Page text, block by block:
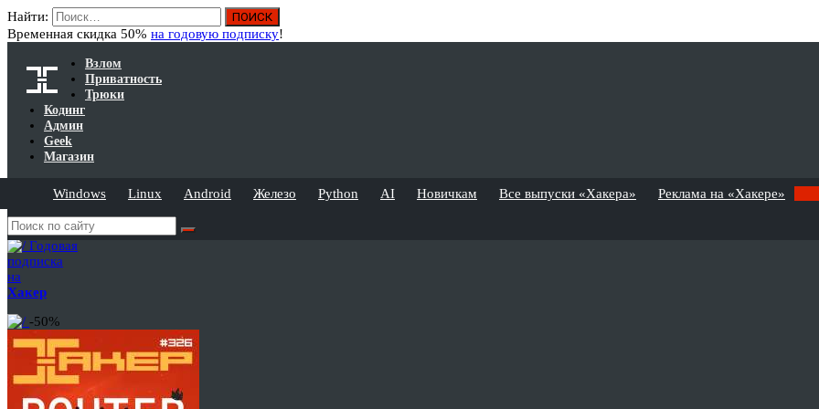
Найти:
Временная скидка 50% на годовую подписку!
Взлом
Приватность
Трюки
Кодинг
Админ
Geek
Магазин
Windows Linux Android Железо Python AI Новичкам Все выпуски «Хакера» Реклама на «Хакере»
Годовая
подписка
на
Хакер
-50%